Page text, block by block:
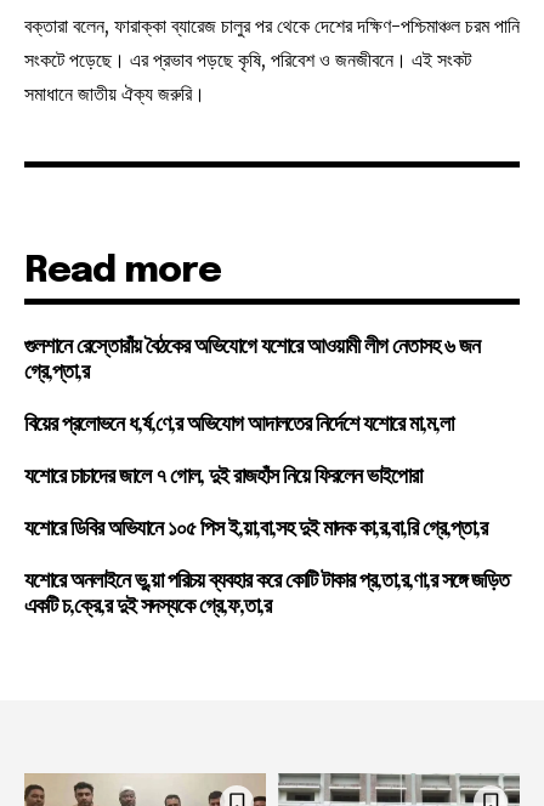
বক্তারা বলেন, ফারাক্কা ব্যারেজ চালুর পর থেকে দেশের দক্ষিণ-পশ্চিমাঞ্চল চরম পানি
সংকটে পড়েছে। এর প্রভাব পড়ছে কৃষি, পরিবেশ ও জনজীবনে। এই সংকট
সমাধানে জাতীয় ঐক্য জরুরি।
Read more
গুলশানে রেস্তোরাঁয় বৈঠকের অভিযোগে যশোরে আওয়ামী লীগ নেতাসহ ৬ জন
গ্রে,প্তা,র
বিয়ের প্রলোভনে ধ,র্ষ,ণে,র অভিযোগ আদালতের নির্দেশে যশোরে মা,ম,লা
যশোরে চাচাদের জালে ৭ গোল, দুই রাজহাঁস নিয়ে ফিরলেন ভাইপোরা
যশোরে ডিবির অভিযানে ১০৫ পিস ই,য়া,বা,সহ দুই মাদক কা,র,বা,রি গ্রে,প্তা,র
যশোরে অনলাইনে ভু,য়া পরিচয় ব্যবহার করে কোটি টাকার প্র,তা,র,ণা,র সঙ্গে জড়িত
একটি চ,ক্রে,র দুই সদস্যকে গ্রে,ফ,তা,র